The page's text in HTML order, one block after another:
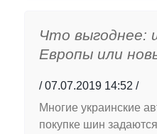
Что выгоднее:
Европы или
07.07.2019 14:52
Многие украинские
покупке шин